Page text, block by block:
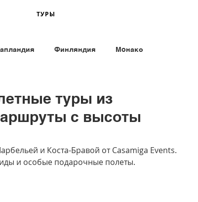
ТУРЫ
Финляндия Moнако
туры из
с высоты
и Коста-Бравой от Casamiga Events.
и особые подарочные полеты.